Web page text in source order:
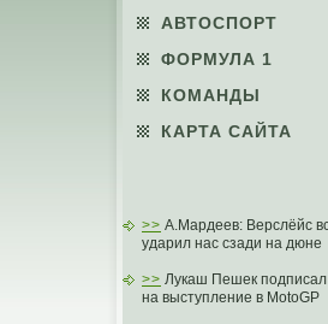
АВТОСПОРТ
ФОРМУЛА 1
КОМАНДЫ
КАРТА САЙТА
>> А.Мардеев: Верслёйс
ударил нас сзади на дюне
>> Лукаш Пешек подписал
на выступление в MotoGP